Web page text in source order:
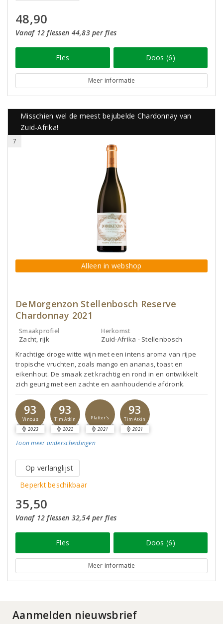
48,90
Vanaf 12 flessen 44,83 per fles
Fles Doos (6)
Meer informatie
Misschien wel de meest bejubelde Chardonnay van
Zuid-Afrika!
7
Alleen in webshop
DeMorgenzon Stellenbosch Reserve
Chardonnay 2021
Smaakprofiel
Zacht, rijk
Herkomst
Zuid-Afrika - Stellenbosch
Krachtige droge witte wijn met een intens aroma van rijpe
tropische vruchten, zoals mango en ananas, toast en
eikenhout. De smaak zet krachtig en rond in en ontwikkelt
zich geurig met een zachte en aanhoudende afdronk.
93
Vinous
2023
93
Tim Atkin
2022
Platter's
2021
93
Tim Atkin
2021
Toon meer onderscheidingen
Op verlanglijst
Beperkt beschikbaar
35,50
Vanaf 12 flessen 32,54 per fles
Fles Doos (6)
Meer informatie
Aanmelden nieuwsbrief